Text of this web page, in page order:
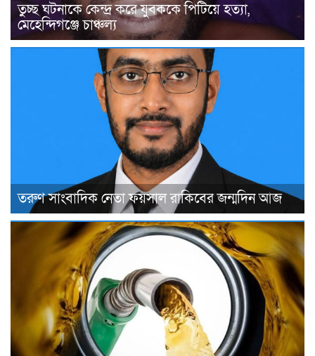
তুচ্ছ ঘটনাকে কেন্দ্র করে যুবককে পিটিয়ে হত্যা,
মেহেন্দিগঞ্জে চাঞ্চল্য
তরুণ সাংবাদিক নেতা ফয়সাল রাকিবের জন্মদিন আজ